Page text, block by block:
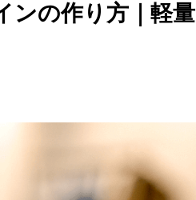
ンの作り方｜軽量